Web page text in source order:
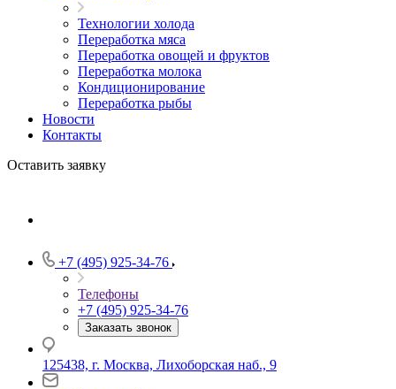
Технологии холода
Переработка мяса
Переработка овощей и фруктов
Переработка молока
Кондиционирование
Переработка рыбы
Новости
Контакты
Оставить заявку
+7 (495) 925-34-76
Телефоны
+7 (495) 925-34-76
Заказать звонок
125438, г. Москва, Лихоборская наб., 9